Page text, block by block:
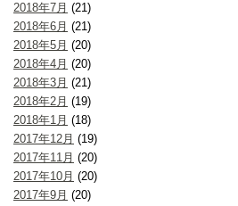
2018年7月 (21)
2018年6月 (21)
2018年5月 (20)
2018年4月 (20)
2018年3月 (21)
2018年2月 (19)
2018年1月 (18)
2017年12月 (19)
2017年11月 (20)
2017年10月 (20)
2017年9月 (20)